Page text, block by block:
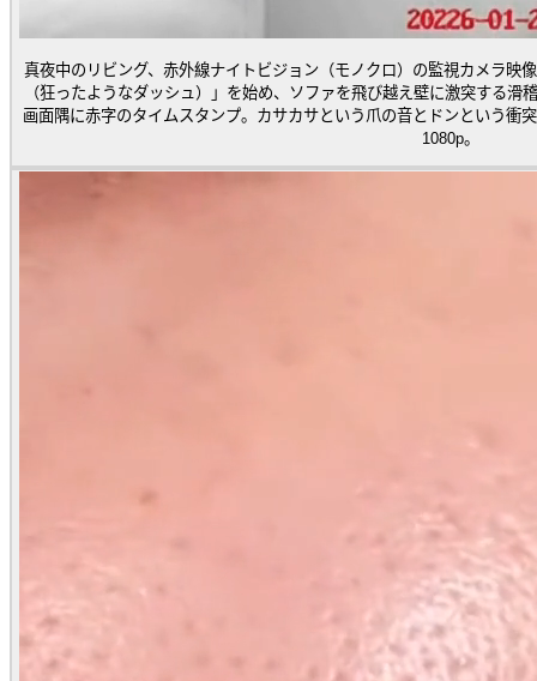
真夜中のリビング、赤外線ナイトビジョン（モノクロ）の監視カメラ映
（狂ったようなダッシュ）」を始め、ソファを飛び越え壁に激突する
画面隅に赤字のタイムスタンプ。カサカサという爪の音とドンという衝
1080p。